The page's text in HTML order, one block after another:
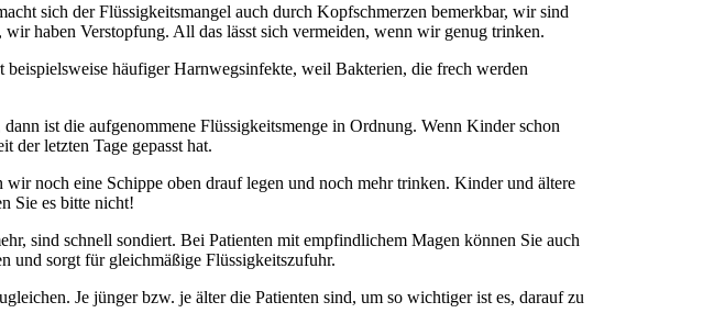
sich der Flüssigkeitsmangel auch durch Kopfschmerzen bemerkbar, wir sind
haben Verstopfung. All das lässt sich vermeiden, wenn wir genug trinken.
häufiger Harnwegsinfekte, weil Bakterien, die frech werden
ist die aufgenommene Flüssigkeitsmenge in Ordnung. Wenn Kinder schon
der letzten Tage gepasst hat.
noch eine Schippe oben drauf legen und noch mehr trinken. Kinder und ältere
Sie es bitte nicht!
sind schnell sondiert. Bei Patienten mit empfindlichem Magen können Sie auch
und sorgt für gleichmäßige Flüssigkeitszufuhr.
Je jünger bzw. je älter die Patienten sind, um so wichtiger ist es, darauf zu